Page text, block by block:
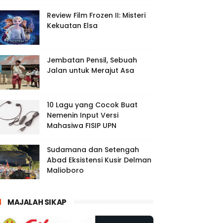
Review Film Frozen II: Misteri
Kekuatan Elsa
Jembatan Pensil, Sebuah
Jalan untuk Merajut Asa
10 Lagu yang Cocok Buat
Nemenin Input Versi
Mahasiwa FISIP UPN
Sudamana dan Setengah
Abad Eksistensi Kusir Delman
Malioboro
MAJALAH SIKAP